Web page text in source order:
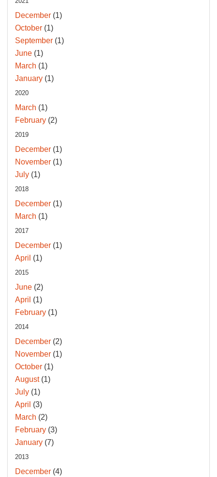
December (1)
October (1)
September (1)
June (1)
March (1)
January (1)
2020
March (1)
February (2)
2019
December (1)
November (1)
July (1)
2018
December (1)
March (1)
2017
December (1)
April (1)
2015
June (2)
April (1)
February (1)
2014
December (2)
November (1)
October (1)
August(1)
July (1)
April (3)
March (2)
February (3)
January (7)
2013
December (4)